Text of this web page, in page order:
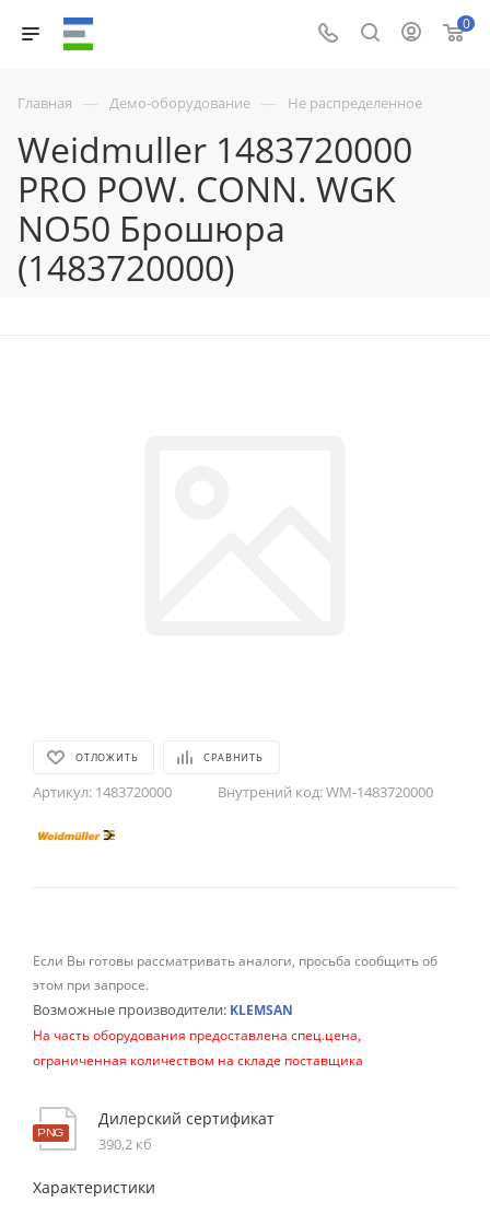
0
Главная — Демо-оборудование — Не распределенное
Weidmuller 1483720000
PRO POW. CONN. WGK
NO50 Брошюра
(1483720000)
ОТЛОЖИТЬ СРАВНИТЬ
Артикул: 1483720000 Внутрений код:WM-1483720000
Если Вы готовы рассматривать аналоги, просьба сообщить об
этом при запросе.
Возможные производители: KLEMSAN
На часть оборудования предоставлена спец.цена,
ограниченная количеством на складе поставщика
Дилерский сертификат
390,2 кб
Характеристики